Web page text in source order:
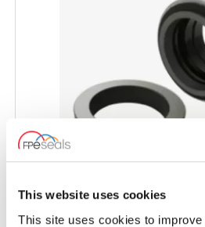
This website uses cookies
This site uses cookies to